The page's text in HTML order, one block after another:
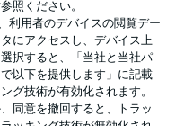
照ください。
利用者のデバイスの閲覧デー
にアクセスし、デバイス上
択すると、「当社と当社パ
以下を提供します」に記載
グ技術が有効化されます。
同意を撤回すると、トラッ